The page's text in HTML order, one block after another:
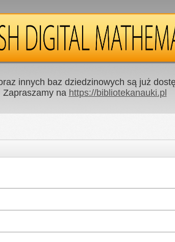
innych baz dziedzinowych są już
Zapraszamy na https://bibliotekanauki.pl